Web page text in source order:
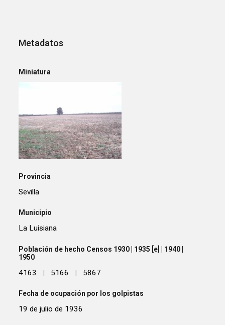
Metadatos
Miniatura
Provincia
Sevilla
Municipio
La Luisiana
Población de hecho Censos 1930 | 1935 [e] | 1940 |
1950
4163 | 5166 | 5867
Fecha de ocupación por los golpistas
19 de julio de 1936